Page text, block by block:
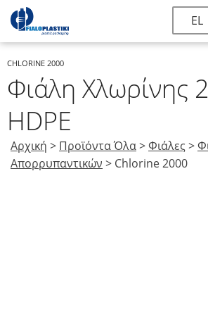
EL
CHLORINE 2000
Φιάλη Χλωρίνης
HDPE
Αρχική > Προϊόντα Όλα>Φιάλες >
Απορρυπαντικών > Chlorine 2000